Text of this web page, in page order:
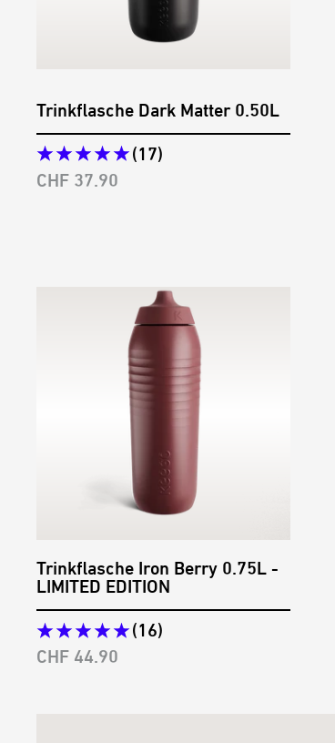
Trinkflasche Dark Matter 0.50L
(17)
Angebotspreis
CHF 37.90
Trinkflasche Iron Berry 0.75L -
LIMITED EDITION
(16)
Angebotspreis
CHF 44.90